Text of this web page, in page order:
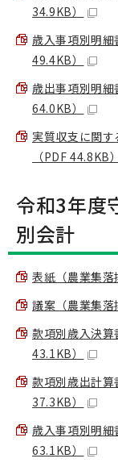
34.9KB）
歳入事項別明
49.4KB）
歳出事項別明
64.0KB）
実質収支に関す
（PDF 44.8KB）
令和3年度
別会計
表紙（農業集落
議案（農業集落
款項別歳入決
43.1KB）
款項別歳出計
37.3KB）
歳入事項別明
63.1KB）